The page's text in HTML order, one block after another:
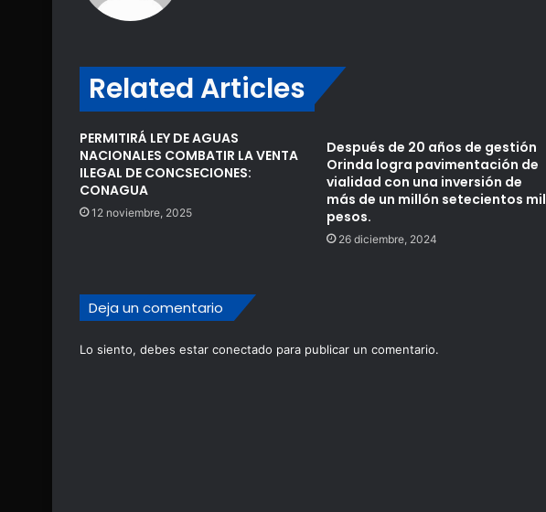
Related Articles
PERMITIRÁ LEY DE AGUAS
NACIONALES COMBATIR LA VENTA
ILEGAL DE CONCSECIONES:
CONAGUA
12 noviembre, 2025
Después de 20 años de gestión
Orinda logra pavimentación de
vialidad con una inversión de
más de un millón setecientos mil
pesos.
26 diciembre, 2024
Deja un comentario
Lo siento, debes estar conectado para publicar un comentario.